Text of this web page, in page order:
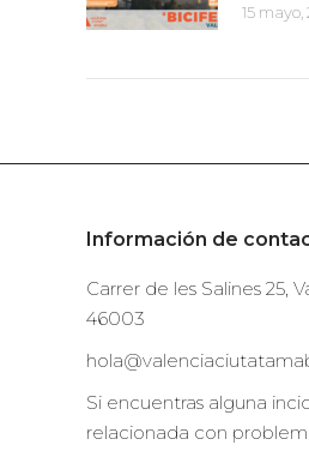
15 mayo,
Información de
Carrer de les Salines 25,
46003
Si encuentras alguna
relacionada con